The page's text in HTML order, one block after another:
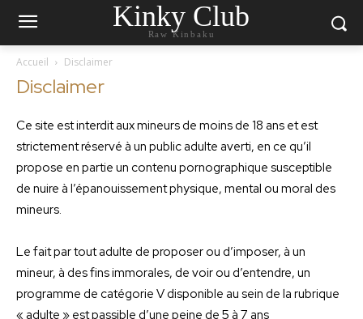
Kinky Club
Raw Kinbaku
Accueil Disclaimer
Disclaimer
Ce site est interdit aux mineurs de moins de 18 ans et est
strictement réservé à un public adulte averti, en ce qu’il
propose en partie un contenu pornographique susceptible
de nuire à l’épanouissement physique, mental ou moral des
mineurs.
Le fait par tout adulte de proposer ou d’imposer, à un
mineur, à des fins immorales, de voir ou d’entendre, un
programme de catégorie V disponible au sein de la rubrique
« adulte » est passible d’une peine de 5 à 7 ans